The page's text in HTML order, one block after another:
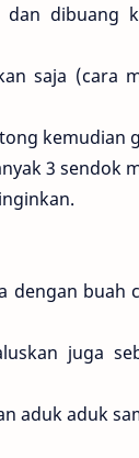
dibuang
saja (cara
kemudian
3 sendok
dengan buah
juga
aduk aduk